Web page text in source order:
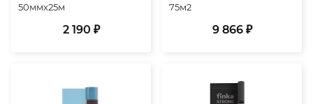
50ммх25м
2 190 ₽
75м2
9 866 ₽